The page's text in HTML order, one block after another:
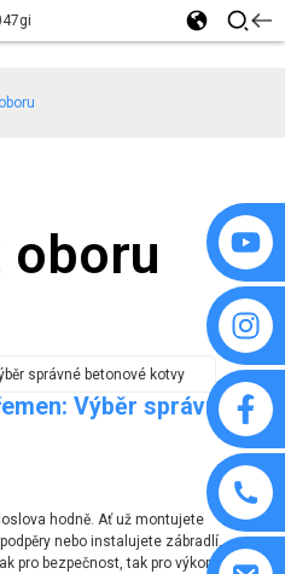
oboru
Výběr správné
hodně. Ať už montujete
nebo instalujete zábradlí,
pro bezpečnost, tak pro výkon.